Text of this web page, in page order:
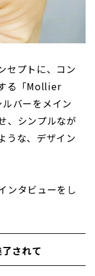
セプトに、コン
る​「Mollier
バーをメイン
、シンプルなが
うな、デザイン
ンタビューをし
されて